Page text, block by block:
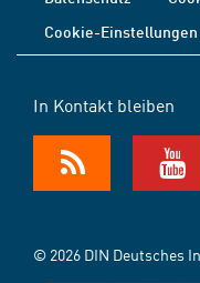
Cookie-Einstellungen
In Kontakt bleiben
© 2026 DIN Deutsches